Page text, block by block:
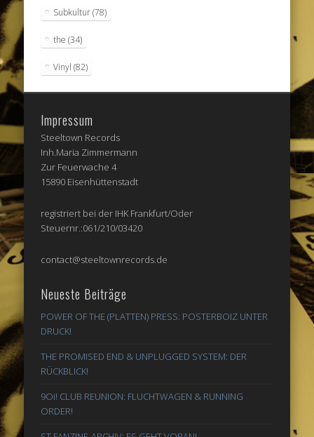
Subkultur(78)
the (34)
Vinyl (82)
Impressum
Steeltown Records
Inh.Maria Zimmermann
Zur Feuerwache 4
15890 Eisenhüttenstadt
registriert bei der IHK Frankfurt/Oder
Steuernr.:061/210/03420
contact@steeltownrecords.de
Neueste Beiträge
POWER OF THE (PLATTEN) PRESS: POSTERBOIZ UNTER
DRUCK!
THE PROMISED END & UNPLUGGED SYSTEM: DER
RÜCKBLICK!
9Oi! CLUB REUNION: FLUCHTWAGEN & RUNNING
ORDER!